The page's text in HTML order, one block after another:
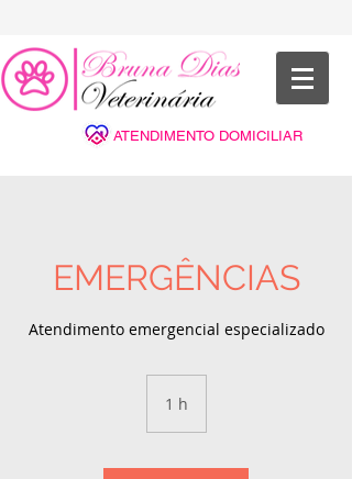
ATENDIMENTO DOMICILIAR
EMERGÊNCIAS
Atendimento emergencial especializado
1 h